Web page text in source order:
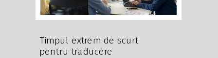
Timpul extrem de scurt
pentru traducere